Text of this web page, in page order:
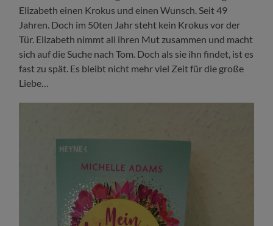
Elizabeth einen Krokus und einen Wunsch. Seit 49
Jahren. Doch im 50ten Jahr steht kein Krokus vor der
Tür. Elizabeth nimmt all ihren Mut zusammen und macht
sich auf die Suche nach Tom. Doch als sie ihn findet, ist es
fast zu spät. Es bleibt nicht mehr viel Zeit für die große
Liebe…